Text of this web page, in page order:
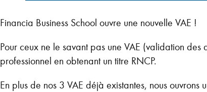
Financia Business School ouvre une nouvelle VAE !
Pour ceux ne le savant pas une VAE (validation
professionnel en obtenant un titre RNCP.
En plus de nos 3 VAE déjà existantes, nous